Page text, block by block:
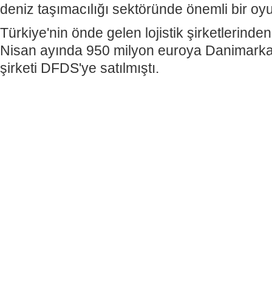
deniz taşımacılığı sektöründe önemli bir
Türkiye'nin önde gelen lojistik
Nisan ayında 950 milyon euroya
şirketi DFDS'ye satılmıştı.